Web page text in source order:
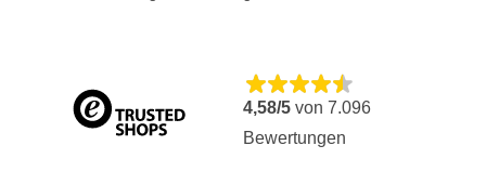
4,58/5 von 7.096
Bewertungen